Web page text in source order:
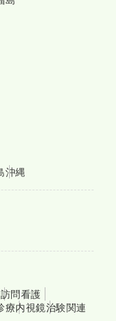
沖縄
訪問看護
療内視鏡治験関連